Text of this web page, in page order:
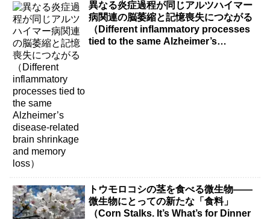
異なる炎症過程が同じアルツハイマー
病関連の脳萎縮と記憶喪失につながる
（Different inflammatory processes
tied to the same Alzheimer’s
トウモロコシの茎を食べる微生物――
微生物にとっての新たな「食料」
（Corn Stalks. It’s What’s for Dinner